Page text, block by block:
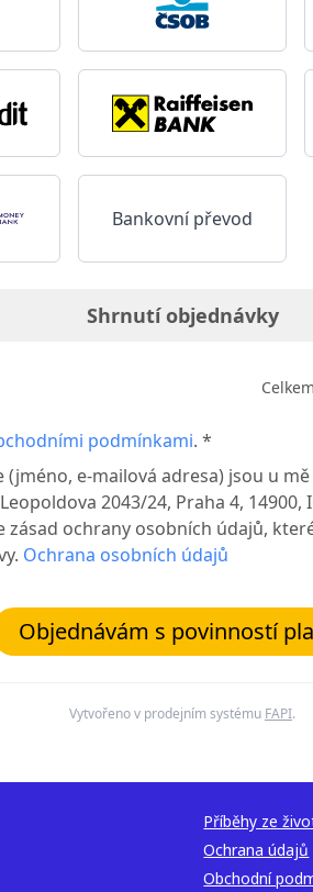
Bankovní převod
Shrnutí objednávky
podmínkami. *
(jméno, e-mailová adresa) jsou u
2043/24, Praha 4, 14900,
zásad ochrany osobních údajů,
Ochrana osobních údajů
Objednávám s povinností
Vytvořeno v prodejním systému FAPI.
Příběhy ze
Ochrana údajů
Obchodní